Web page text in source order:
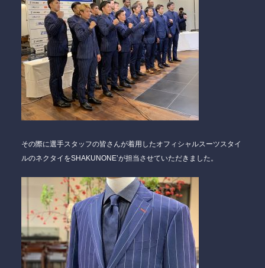
その際に選手スタッフの皆さんが着用したオフィシャルスーツスタイ
ルのネクタイをSHAKUNONE’が担当させていただきました。